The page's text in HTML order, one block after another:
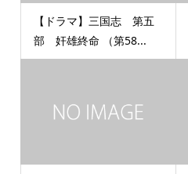
【ドラマ】三国志 第五
部 奸雄終命 （第58...